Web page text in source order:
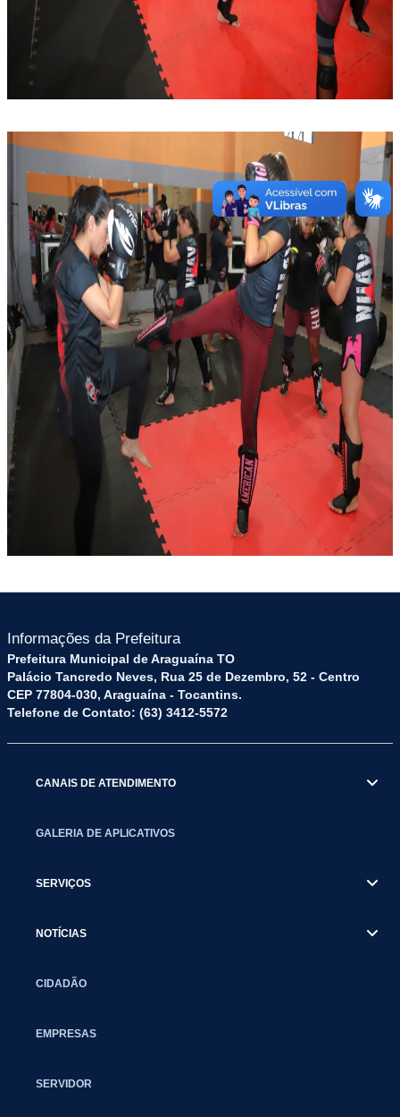
Informações da Prefeitura
Prefeitura Municipal de Araguaína TO
Palácio Tancredo Neves, Rua 25 de Dezembro, 52 - Centro
CEP 77804-030, Araguaína - Tocantins.
Telefone de Contato: (63) 3412-5572
CANAIS DE ATENDIMENTO
GALERIA DE APLICATIVOS
SERVIÇOS
NOTÍCIAS
CIDADÃO
EMPRESAS
SERVIDOR